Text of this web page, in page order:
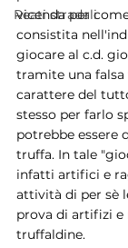
Reati stradali
vicenda per
consistita
giocare al c.d.
tramite una
carattere del
stesso per farlo
potrebbe essere
truffa. In tale
infatti artifici e
attività di per sè
prova di artifizi
truffaldine.